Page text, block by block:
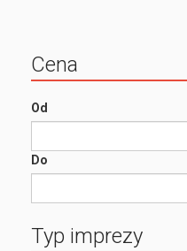
Cena
Od
Do
Typ imprezy